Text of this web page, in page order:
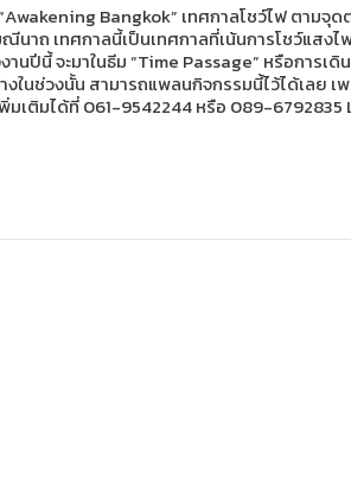
Bangkok” เทศกาลโชว์ไฟ ตามจุด
ถ เทศกาลนี้เป็นเทศกาลที่เน้นการโชว์แสงไ
นี้ จะมาในธีม “Time Passage” หรือการเดิน
นช่วงนั้น สามารถแพลนกิจกรรมนี้ไว้ได้เลย เพ
มเติมได้ที่ 061-9542244 หรือ 089-6792835